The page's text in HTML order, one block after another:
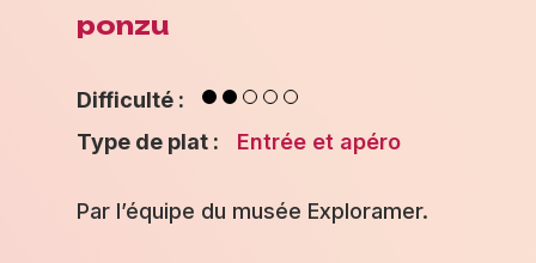
ponzu
Difficulté :
Type de plat :
Entrée et apéro
Par l’équipe du musée Exploramer.